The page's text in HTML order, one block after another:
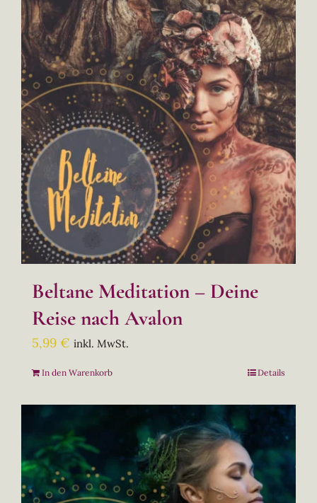
Beltane Meditation – Deine
Reise nach Avalon
5,99 € inkl. MwSt.
In den Warenkorb Details